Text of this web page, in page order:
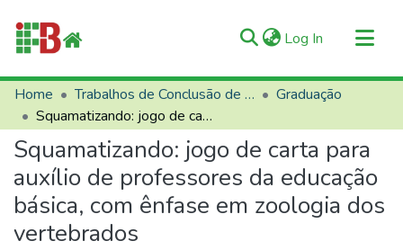
Log In (current)
Communities & Collections
All of RIIFB
Manuals and Terms
Statistics
About RIIFB
Help
Home Trabalhos de Conclusão de Curso (TCCs)
Graduação
Squamatizando: jogo de carta para auxílio de professores da educação básica, com ênfase em zoologia dos vertebrados
Squamatizando: jogo de carta para
auxílio de professores da educação
básica, com ênfase em zoologia dos
vertebrados